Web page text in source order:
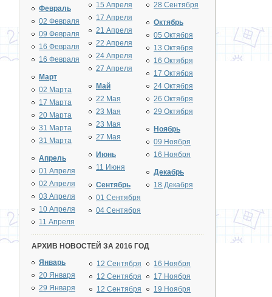
Февраль
02 Февраля
09 Февраля
16 Февраля
16 Февраля
Март
02 Марта
17 Марта
20 Марта
31 Марта
31 Марта
Апрель
01 Апреля
02 Апреля
03 Апреля
10 Апреля
11 Апреля
15 Апреля
17 Апреля
21 Апреля
22 Апреля
24 Апреля
27 Апреля
Май
22 Мая
23 Мая
23 Мая
27 Мая
Июнь
11 Июня
Сентябрь
01 Сентября
04 Сентября
28 Сентября
Октябрь
05 Октября
13 Октября
16 Октября
17 Октября
24 Октября
26 Октября
29 Октября
Ноябрь
09 Ноября
16 Ноября
Декабрь
18 Декабря
АРХИВ НОВОСТЕЙ ЗА 2016 ГОД
Январь
20 Января
29 Января
12 Сентября
12 Сентября
12 Сентября
16 Ноября
17 Ноября
19 Ноября